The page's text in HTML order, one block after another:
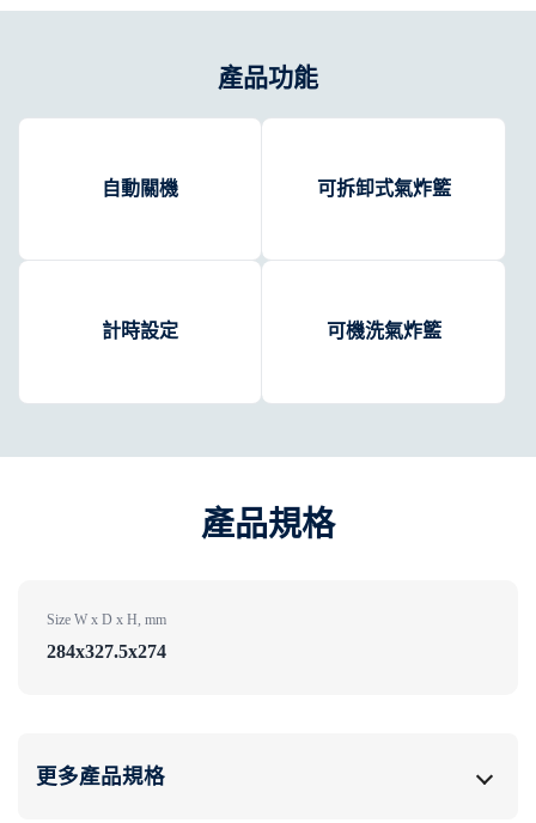
產品功能
自動關機 可拆卸式氣炸籃
計時設定 可機洗氣炸籃
產品規格
Size W x D x H, mm
284x327.5x274
更多產品規格